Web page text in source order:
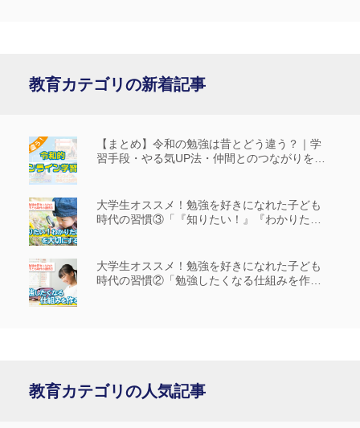
教育カテゴリの新着記事
【まとめ】令和の勉強は昔とどう違う？｜学
習手段・やる気UP法・仲間とのつながりを解
大学生オススメ！勉強を好きになれた子ども
時代の習慣③「『知りたい！』『わかりた
大学生オススメ！勉強を好きになれた子ども
時代の習慣②「勉強したくなる仕組みを作
教育カテゴリの人気記事